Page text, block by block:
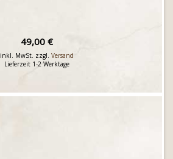
49,00 €
inkl. MwSt. zzgl. Versand
Lieferzeit 1-2 Werktage